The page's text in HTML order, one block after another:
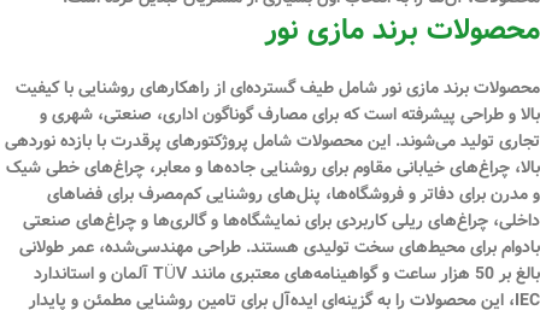
محصولات برند مازی نور
محصولات برند مازی نور شامل طیف گسترده‌ای از راهکارهای روشنایی با کیفیت
بالا و طراحی پیشرفته است که برای مصارف گوناگون اداری، صنعتی، شهری و
تجاری تولید می‌شوند. این محصولات شامل پروژکتورهای پرقدرت با بازده نوردهی
بالا، چراغ‌های خیابانی مقاوم برای روشنایی جاده‌ها و معابر، چراغ‌های خطی شیک
و مدرن برای دفاتر و فروشگاه‌ها، پنل‌های روشنایی کم‌مصرف برای فضاهای
داخلی، چراغ‌های ریلی کاربردی برای نمایشگاه‌ها و گالری‌ها و چراغ‌های صنعتی
بادوام برای محیط‌های سخت تولیدی هستند. طراحی مهندسی‌شده، عمر طولانی
بالغ بر 50 هزار ساعت و گواهینامه‌های معتبری مانند TÜV آلمان و استاندارد
IEC، این محصولات را به گزینه‌ای ایده‌آل برای تامین روشنایی مطمئن و پایدار